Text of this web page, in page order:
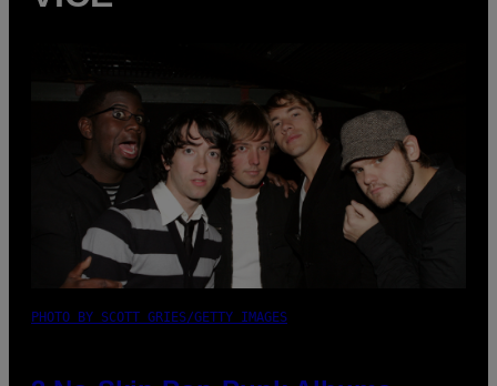
PHOTO BY SCOTT GRIES/GETTY IMAGES